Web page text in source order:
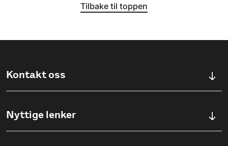
Tilbake til toppen
Kontakt oss
Ullevålsveien 76, 0454 OSLO
Nyttige lenker